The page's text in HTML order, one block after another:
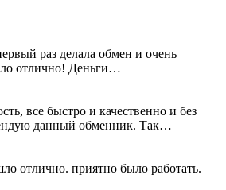
раз делала обмен и очень
отлично! Деньги…
все быстро и качественно и без
данный обменник. Так…
отлично. приятно было работать.